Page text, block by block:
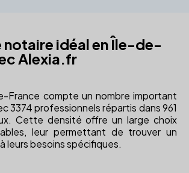
notaire idéal en Île-de-
Alexia.fr
France compte un nombre important
3374 professionnels répartis dans 961
Cette densité offre un large choix
leur permettant de trouver un
leurs besoins spécifiques.